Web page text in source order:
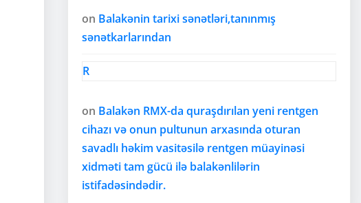
on Balakənin tarixi sənətləri,tanınmış
sənətkarlarından
R
on Balakən RMX-da quraşdırılan yeni rentgen
cihazı və onun pultunun arxasında oturan
savadlı həkim vasitəsilə rentgen müayinəsi
xidməti tam gücü ilə balakənlilərin
istifadəsindədir.